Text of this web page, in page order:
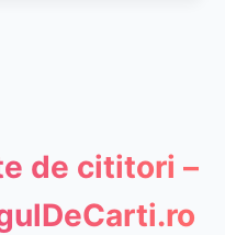
de cititori –